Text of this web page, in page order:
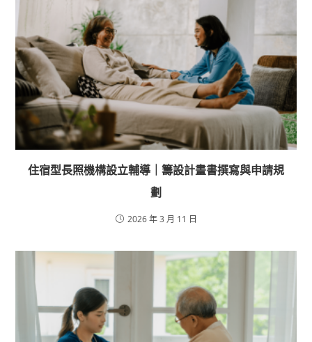
住宿型長照機構設立輔導｜籌設計畫書撰寫與申請規
劃
2026 年 3 月 11 日